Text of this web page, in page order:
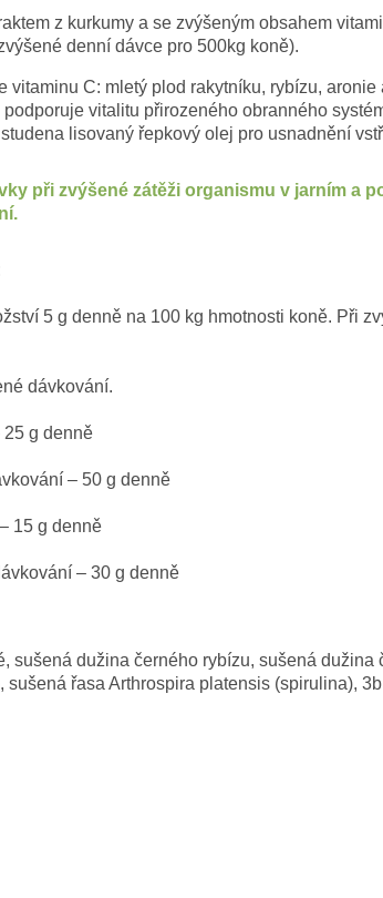
z kurkumy a se zvýšeným obsahem
denní dávce pro 500kg koně).
vitaminu C: mletý plod rakytníku, rybízu,
vitalitu přirozeného obranného
lisovaný řepkový olej pro usnadnění
při zvýšené zátěži organismu v jarním a
5 g denně na 100 kg hmotnosti koně. Při
dávkování.
25 g denně
– 50 g denně
15 g denně
– 30 g denně
sušená dužina černého rybízu, sušená
sušená řasa Arthrospira platensis (spirulina),